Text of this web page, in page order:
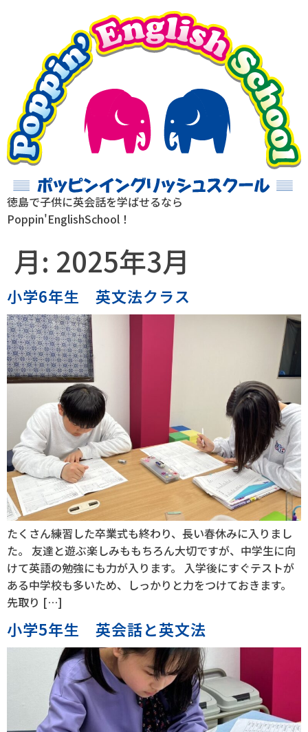
徳島で子供に英会話を学ばせるなら
Poppin'EnglishSchool！
月: 2025年3月
小学6年生 英文法クラス
たくさん練習した卒業式も終わり、長い春休みに入りまし
た。 友達と遊ぶ楽しみももちろん大切ですが、中学生に向
けて英語の勉強にも力が入ります。 入学後にすぐテストが
ある中学校も多いため、しっかりと力をつけておきます。
先取り […]
小学5年生 英会話と英文法